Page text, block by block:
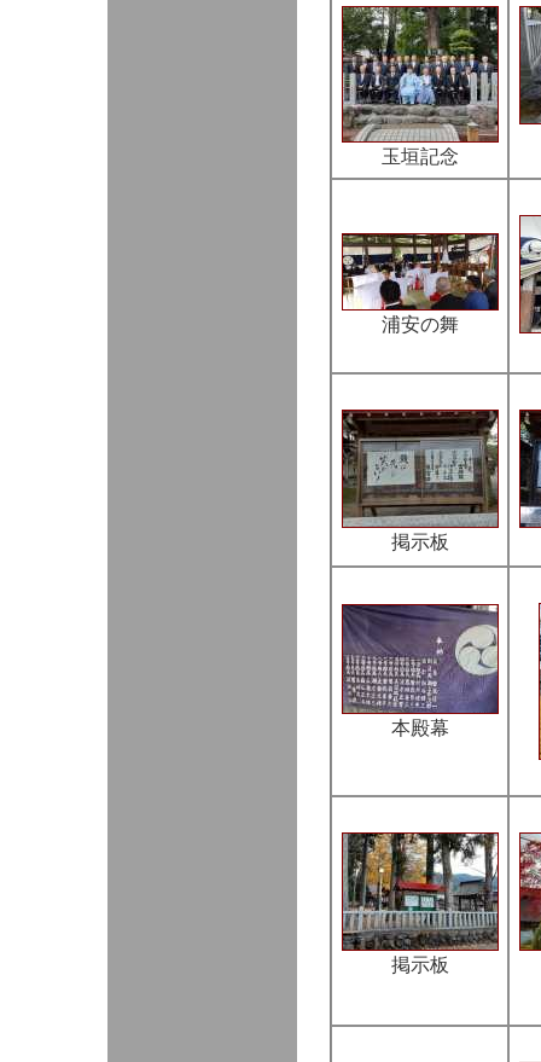
玉垣記念
浦安の舞
掲示板
本殿幕
掲示板